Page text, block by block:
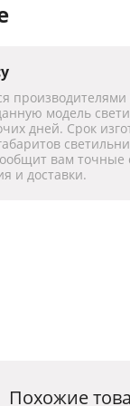
производителями
модель
дней. Срок
вам точные
и доставки.
Похожие